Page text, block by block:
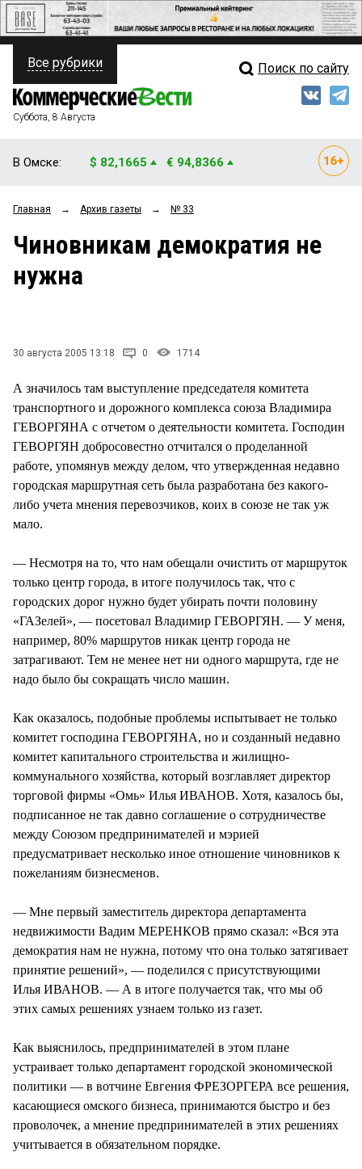
ПОЛИТИКА
ФИНАНСЫ
ОБЩЕСТВО
ЗАКОН
НОВОСТИ КОМПАНИЙ
СТИЛЬ ЖИЗНИ
Свежий выпуск
Рейтинги
Все рубрики Поиск по сайту
Суббота, 8 Августа
В Омске: $ 82,1665 € 94,8366
Главная → Архив газеты → № 33
Чиновникам демократия не
нужна
30 августа 2005 13:18 0 1714
А значилось там выступление председателя комитета
транспортного и дорожного комплекса союза Владимира
ГЕВОРГЯНА с отчетом о деятельности комитета. Господин
ГЕВОРГЯН добросовестно отчитался о проделанной
работе, упомянув между делом, что утвержденная недавно
городская маршрутная сеть была разработана без какого-
либо учета мнения перевозчиков, коих в союзе не так уж
мало.
— Несмотря на то, что нам обещали очистить от маршруток
только центр города, в итоге получилось так, что с
городских дорог нужно будет убирать почти половину
«ГАЗелей», — посетовал Владимир ГЕВОРГЯН. — У меня,
например, 80% маршрутов никак центр города не
затрагивают. Тем не менее нет ни одного маршрута, где не
надо было бы сокращать число машин.
Как оказалось, подобные проблемы испытывает не только
комитет господина ГЕВОРГЯНА, но и созданный недавно
комитет капитального строительства и жилищно-
коммунального хозяйства, который возглавляет директор
торговой фирмы «Омь» Илья ИВАНОВ. Хотя, казалось бы,
подписанное не так давно соглашение о сотрудничестве
между Союзом предпринимателей и мэрией
предусматривает несколько иное отношение чиновников к
пожеланиям бизнесменов.
— Мне первый заместитель директора департамента
недвижимости Вадим МЕРЕНКОВ прямо сказал: «Вся эта
демократия нам не нужна, потому что она только затягивает
принятие решений», — поделился с присутствующими
Илья ИВАНОВ. — А в итоге получается так, что мы об
этих самых решениях узнаем только из газет.
Как выяснилось, предпринимателей в этом плане
устраивает только департамент городской экономической
политики — в вотчине Евгения ФРЕЗОРГЕРА все решения,
касающиеся омского бизнеса, принимаются быстро и без
проволочек, а мнение предпринимателей в этих решениях
учитывается в обязательном порядке.